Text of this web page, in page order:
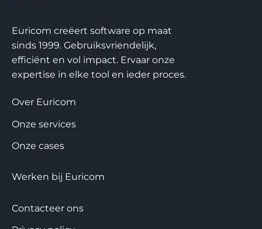
Ik ga akkoord met deprivacy policy
Euricom.*
Euricom creëert software op maat
sinds 1999. Gebruiksvriendelijk,
efficiënt en vol impact. Ervaar onze
expertise in elke tool en ieder proces.
Over Euricom
Onze services
Onze cases
Werken bij Euricom
Contacteer ons